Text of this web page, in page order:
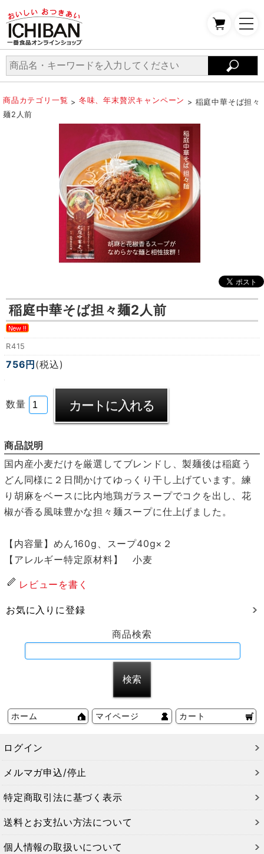
商品カテゴリ一覧 > 冬味、年末贅沢キャンペーン > 稲庭中華そば担々
麺2人前
稲庭中華そば担々麺2人前
R415
756円 (税込)
数量
商品説明
国内産小麦だけを厳選してブレンドし、製麺後は稲庭う
どん同様に２日間かけてゆっくり干し上げています。練
り胡麻をベースに比内地鶏ガラスープでコクを出し、花
椒が香る風味豊かな担々麺スープに仕上げました。
【内容量】めん160g、スープ40g×２
【アレルギー特定原材料】 小麦
レビューを書く
お気に入りに登録
商品検索
ホーム マイページ カート
ログイン
メルマガ申込/停止
特定商取引法に基づく表示
送料とお支払い方法について
個人情報の取扱いについて